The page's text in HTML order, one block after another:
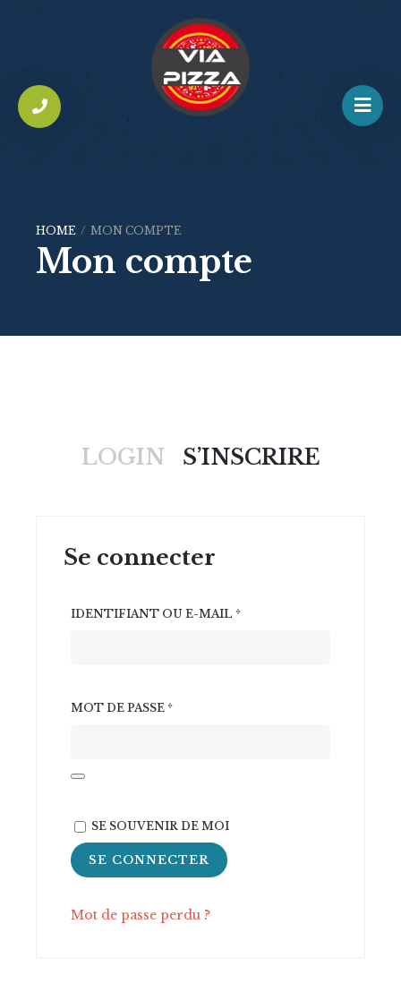
HOME / MON COMPTE
Mon compte
Se connecter
IDENTIFIANT OU E-MAIL *OBLIGATOIRE
MOT DE PASSE *OBLIGATOIRE
SE SOUVENIR DE MOI
SE CONNECTER
Mot de passe perdu ?
LOGIN S’INSCRIRE